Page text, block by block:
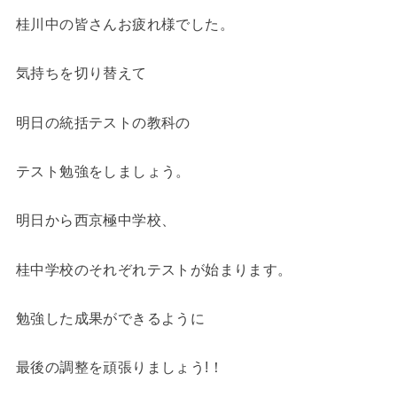
桂川中の皆さんお疲れ様でした。
気持ちを切り替えて
明日の統括テストの教科の
テスト勉強をしましょう。
明日から西京極中学校、
桂中学校のそれぞれテストが始まります。
勉強した成果ができるように
最後の調整を頑張りましょう!！